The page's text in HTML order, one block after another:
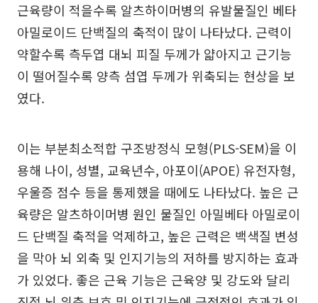
근육량이 적을수록 알츠하이머병의 유발물질인 베타
아밀로이드 단백질의 축적이 많이 나타났다. 근력이
약할수록 측두엽 대뇌 피질 두께가 얇아지고 근기능
이 떨어질수록 양측 섬엽 두께가 위축되는 현상을 보
였다.
이는 부분최소적합 구조방정식 모형(PLS-SEM)을 이
용해 나이, 성별, 교육년수, 아포이(APOE) 유전자형,
우울증 점수 등을 통제했을 때에도 나타났다. 높은 근
육량은 알츠하이머병 원인 물질인 아밀베타 아밀로이
드 단백질 축적을 억제하고, 높은 근력은 백색질 변성
을 막아 뇌 외축 및 인지기능의 저하를 방지하는 효과
가 있었다. 좋은 근육 기능은 근육양 및 강도와 달리